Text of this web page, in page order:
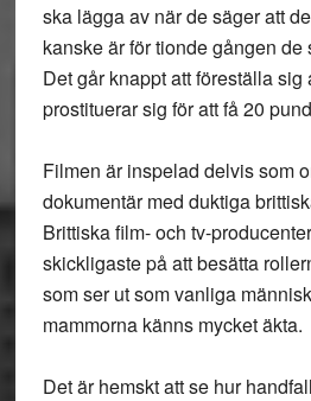
ska lägga av när de säger att
kanske är för tionde gången de
Det går knappt att föreställa sig
prostituerar sig för att få 20
Filmen är inspelad delvis som
dokumentär med duktiga
Brittiska film- och tv-
skickligaste på att besätta
som ser ut som vanliga
mammorna känns mycket äkta.
Det är hemskt att se hur